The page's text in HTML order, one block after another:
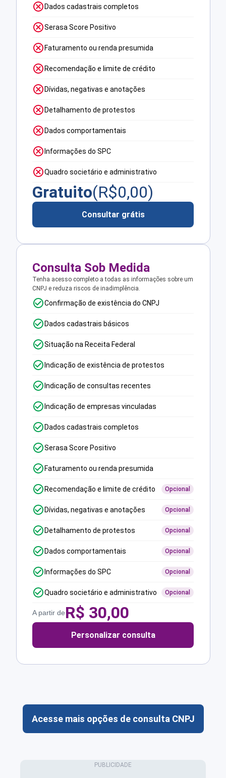
Dados cadastrais completos
Serasa Score Positivo
Faturamento ou renda presumida
Recomendação e limite de crédito
Dívidas, negativas e anotações
Detalhamento de protestos
Dados comportamentais
Informações do SPC
Quadro societário e administrativo
Gratuito(R$0,00)
Consultar grátis
Consulta Sob Medida
Tenha acesso completo a todas as informações sobre um
CNPJ e reduza riscos de inadimplência.
Confirmação de existência do CNPJ
Dados cadastrais básicos
Situação na Receita Federal
Indicação de existência de protestos
Indicação de consultas recentes
Indicação de empresas vinculadas
Dados cadastrais completos
Serasa Score Positivo
Faturamento ou renda presumida
Recomendação e limite de crédito Opcional
Dívidas, negativas e anotações Opcional
Detalhamento de protestos Opcional
Dados comportamentais Opcional
Informações do SPC Opcional
Quadro societário e administrativo Opcional
A partir deR$ 30,00
Personalizar consulta
Acesse mais opções de consulta CNPJ